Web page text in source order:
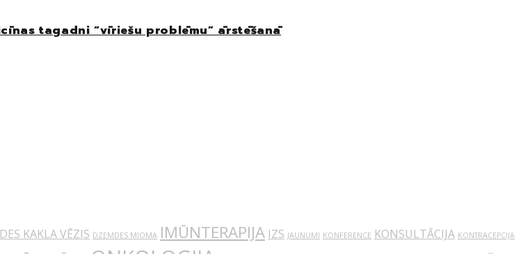
tagadni “vīriešu problēmu” ārstēšanā
KAKLA VĒZIS DZEMDES MIOMA IMŪNTERAPIJA IZS JAUNUMI KONFERENCE KONSULTĀCIJA KONTRACEPCIJA